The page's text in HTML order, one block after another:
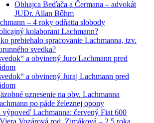
Obhajca Beďača a Čermana – advokát
JUDr. Allan Bőhm
– 4 roky odňatia slobody
kolaborant Lachmann?
prebiehalo spracovanie Lachmanna, tzv.
svedka?
a obvinený Juro Lachmann pred
a obvinený Juraj Lachmann pred
uznesenie na obv. Lachmanna
po páde železnej opony
výpoveď Lachmanna: červený Fiat 600
Vozárová rod. Zimáková – 2,5 roka